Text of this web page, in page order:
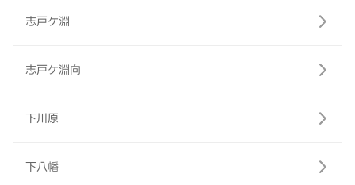
志戸ケ淵
志戸ケ淵向
下川原
下八幡